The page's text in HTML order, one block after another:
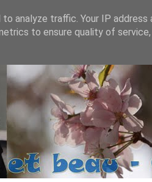
analyze traffic. Your IP address
to ensure quality of